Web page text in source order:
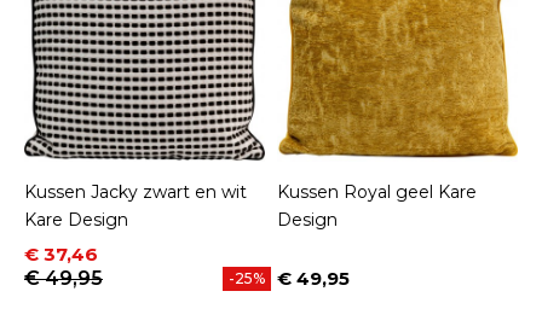
Kussen Jacky zwart en wit
Kare Design
Prijs
€ 37,46
Normale prijs
€ 49,95
-25%
Kussen Royal geel Kare
Design
Prijs
€ 49,95